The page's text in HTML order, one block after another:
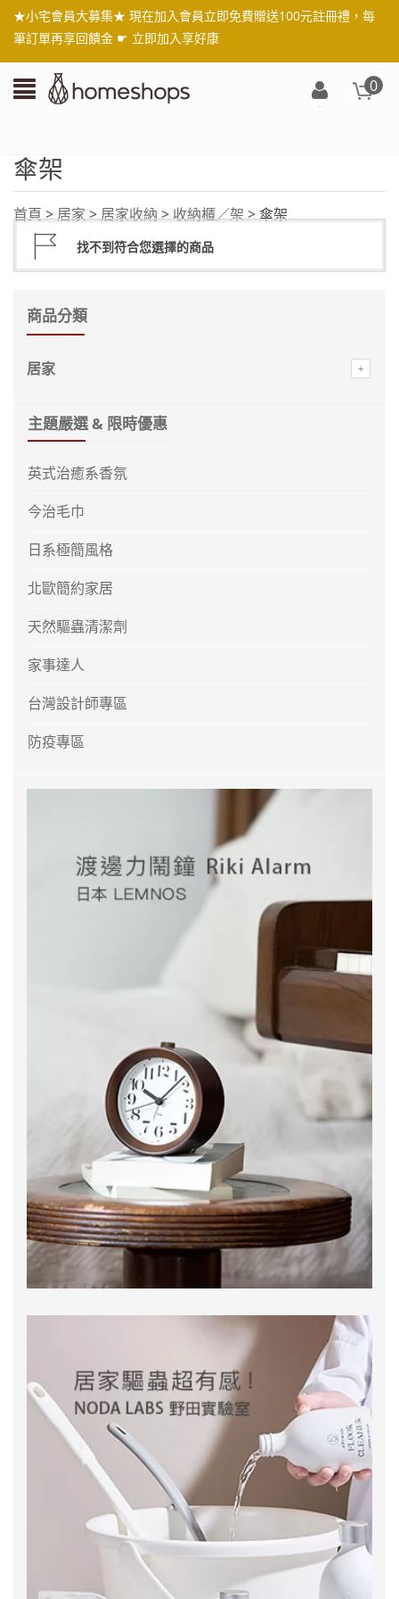
★小宅會員大募集★ 現在加入會員立即免費贈送100元註冊禮，每
筆訂單再享回饋金 ☛ 立即加入享好康
0
首頁>居家>居家收納>收納櫃／架> 傘架
傘架
找不到符合您選擇的商品
商品分類
居家
主題嚴選 & 限時優惠
英式治癒系香氛
今治毛巾
日系極簡風格
北歐簡約家居
天然驅蟲清潔劑
家事達人
台灣設計師專區
防疫專區